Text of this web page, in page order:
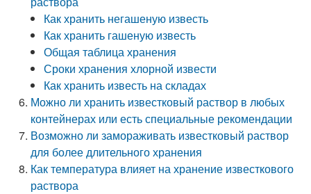
Как хранить негашеную известь
Как хранить гашеную известь
Общая таблица хранения
Сроки хранения хлорной извести
Как хранить известь на складах
Можно ли хранить известковый раствор в любых
контейнерах или есть специальные рекомендации
Возможно ли замораживать известковый раствор
для более длительного хранения
Как температура влияет на хранение известкового
раствора